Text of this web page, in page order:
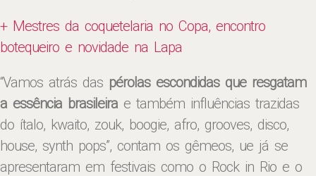
+ Mestres da coquetelaria no Copa, encontro
botequeiro e novidade na Lapa
“Vamos atrás das pérolas escondidas que resgatam
a essência brasileira e também influências trazidas
do ítalo, kwaito, zouk, boogie, afro, grooves, disco,
house, synth pops”, contam os gêmeos, ue já se
apresentaram em festivais como o Rock in Rio e o